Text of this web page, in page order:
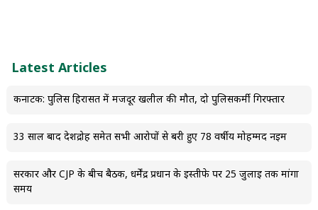
Latest Articles
कर्नाटक: पुलिस हिरासत में मजदूर खलील की मौत, दो पुलिसकर्मी गिरफ्तार
33 साल बाद देशद्रोह समेत सभी आरोपों से बरी हुए 78 वर्षीय मोहम्मद नईम
सरकार और CJP के बीच बैठक, धर्मेंद्र प्रधान के इस्तीफे पर 25 जुलाई तक मांगा
समय